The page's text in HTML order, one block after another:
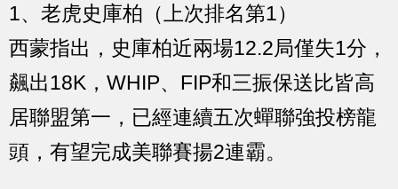
1、老虎史庫柏（上次排名第1）
西蒙指出，史庫柏近兩場12.2局僅失1分，
飆出18K，WHIP、FIP和三振保送比皆高
居聯盟第一，已經連續五次蟬聯強投榜龍
頭，有望完成美聯賽揚2連霸。